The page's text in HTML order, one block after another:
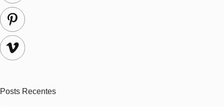
Posts Recentes